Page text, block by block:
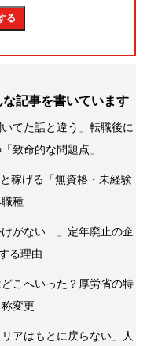
記事を書いています
てた話と違う」転職後に
致命的な問題点」
稼げる「無資格・未経験
種
けがない…」定年廃止の企
る理由
こへいった？厚労省の特
変更
アはもとに戻らない」人